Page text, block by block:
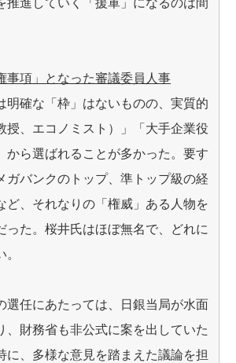
推進していく「援軍」になるのは間
事項」となった審議委員人事
明確な「枠」はないものの、実質的
授、エコノミスト）」「大手企業役
から選ばれることが多かった。要す
ガバンクのトップ、準トップ級の経
ど、それなりの「権威」ある人物を
った。桜井氏はほぼ無名で、どれに
選任にあたっては、日銀当局が水面
、財務省も非公式に案を出していた
に、多様な意見を踏まえた議論を担